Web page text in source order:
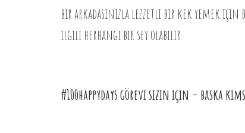
bir arkadasınızla lezzetli bir kek yemek
ilgili herhangi bir sey olabilir.
#100happydays görevi sizin için – baska